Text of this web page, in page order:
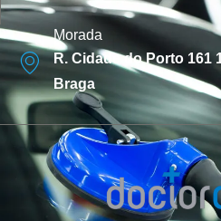
Morada
R. Cidade do Porto 161
Braga